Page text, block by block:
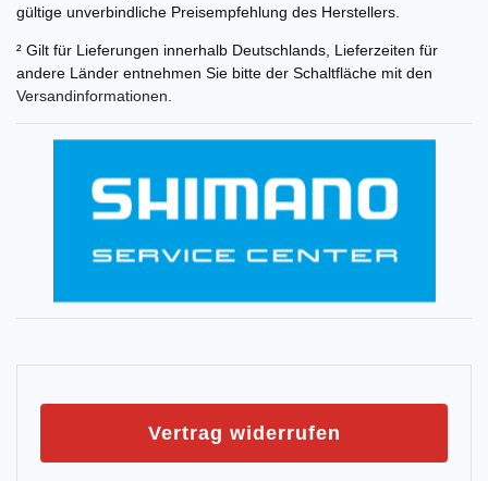
gültige unverbindliche Preisempfehlung des Herstellers.
² Gilt für Lieferungen innerhalb Deutschlands, Lieferzeiten für
andere Länder entnehmen Sie bitte der Schaltfläche mit den
Versandinformationen.
Vertrag widerrufen